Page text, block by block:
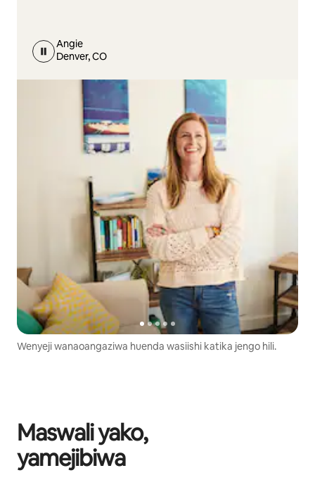
Angie
Denver, CO
Wenyeji wanaoangaziwa huenda wasiishi katika jengo hili.
Maswali yako,
yamejibiwa